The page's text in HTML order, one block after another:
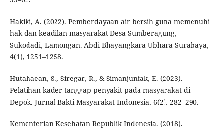
Hakiki, A. (2022). Pemberdayaan air bersih guna memenuhi
hak dan keadilan masyarakat Desa Sumberagung,
Sukodadi, Lamongan. Abdi Bhayangkara Ubhara Surabaya,
4(1), 1251–1258.
Hutahaean, S., Siregar, R., & Simanjuntak, E. (2023).
Pelatihan kader tanggap penyakit pada masyarakat di
Depok. Jurnal Bakti Masyarakat Indonesia, 6(2), 282–290.
Kementerian Kesehatan Republik Indonesia. (2018).